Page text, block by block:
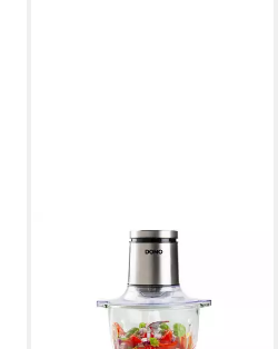
Zerkleinerer
Leistung
Kapazität
Betriebsart